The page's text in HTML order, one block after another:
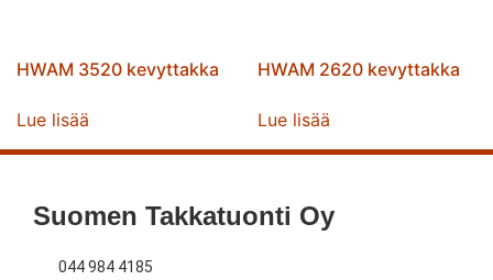
HWAM 3520 kevyttakka
Lue lisää
HWAM 2620 kevyttakka
Lue lisää
Suomen Takkatuonti Oy
044 984 4185